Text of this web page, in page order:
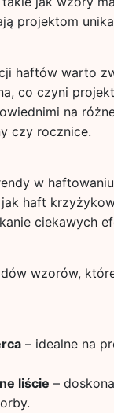
projektom
haftów warto
co czyni
na
czy rocznice.
w
haft
ciekawych
wzorów,
– idealne na
liście –